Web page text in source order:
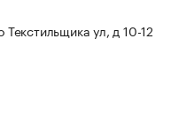
Текстильщика ул, д 10-12